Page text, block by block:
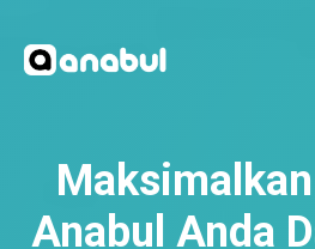
Anabul Anda